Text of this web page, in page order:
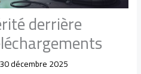
derrière
30 décembre 2025